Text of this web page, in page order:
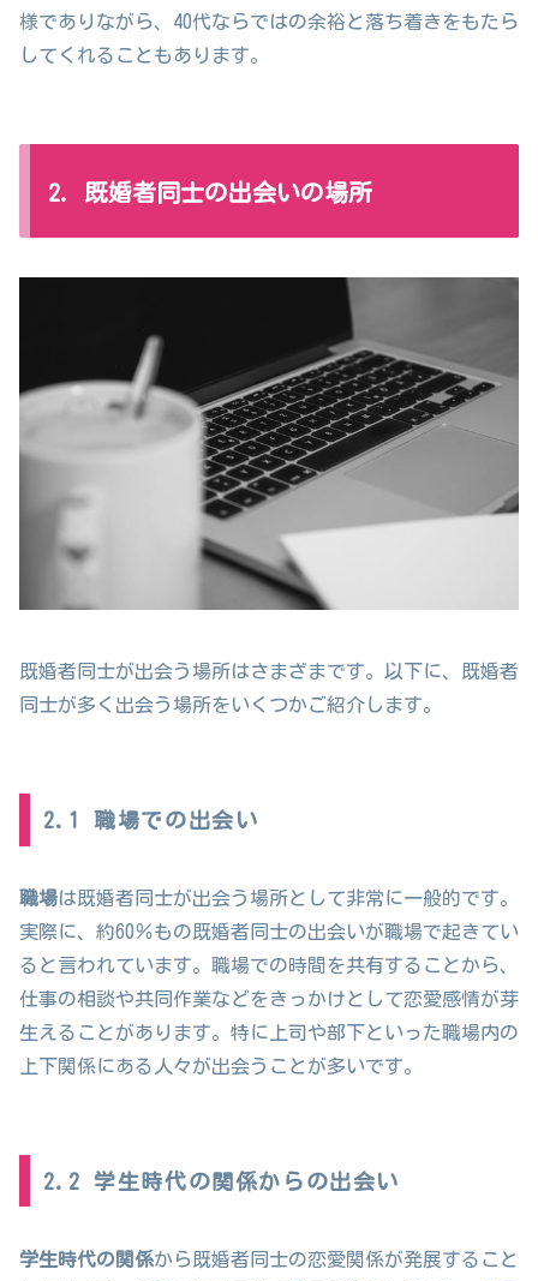
様でありながら、40代ならではの余裕と落ち着きをもたら
してくれることもあります。
2. 既婚者同士の出会いの場所
既婚者同士が出会う場所はさまざまです。以下に、既婚者
同士が多く出会う場所をいくつかご紹介します。
2.1 職場での出会い
職場は既婚者同士が出会う場所として非常に一般的です。
実際に、約60％もの既婚者同士の出会いが職場で起きてい
ると言われています。職場での時間を共有することから、
仕事の相談や共同作業などをきっかけとして恋愛感情が芽
生えることがあります。特に上司や部下といった職場内の
上下関係にある人々が出会うことが多いです。
2.2 学生時代の関係からの出会い
学生時代の関係から既婚者同士の恋愛関係が発展すること